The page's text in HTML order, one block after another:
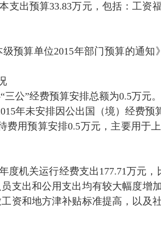
支出预算33.83万元，包括：工资
预算单位2015年部门预算的通知
公”经费预算安排总额为0.5万元。
年未安排因公出国（境）经费预
费用预算安排0.5万元，主要用
度机关运行经费支出177.71万元
支出和公用支出均有较大幅度增
资和地方津补贴标准提高，以及